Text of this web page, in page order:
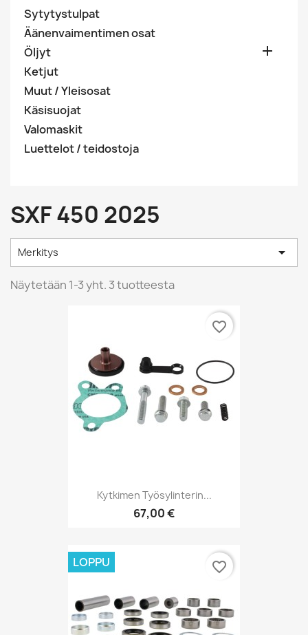
Sytytystulpat
Äänenvaimentimen osat
Öljyt

Ketjut
Muut / Yleisosat
Käsisuojat
Valomaskit
Luettelot / teidostoja
SXF 450 2025
Merkitys 
Näytetään 1-3 yht. 3 tuotteesta
Kytkimen Työsylinterin...
67,00 €
favorite_border
LOPPU favorite_border